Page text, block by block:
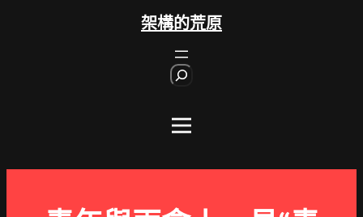
架構的荒原